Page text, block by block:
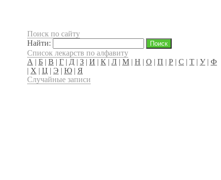
Поиск по сайту
Найти:
Список лекарств по алфавиту
А | Б| В | Г| Д| З| И | К | Л| М| Н | О | П | Р| С | Т| У| Ф
| Х | Ц | Э | Ю| Я
Случайные записи